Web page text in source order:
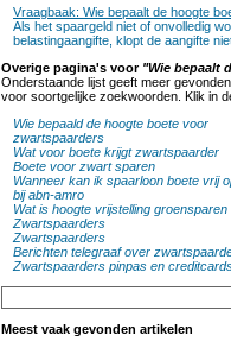
Vraagbaak: Wie bepaalt de hoogte
Als het spaargeld niet of onvolledig
belastingaangifte, klopt de aangifte
Overige pagina's voor "Wie bepaalt
Onderstaande lijst geeft meer
voor soortgelijke zoekwoorden. Klik in
Wie bepaald de hoogte boete voor
zwartspaarders
Wat voor boete krijgt zwartspaarder
Boete voor zwart sparen
Wanneer kan ik spaarloon boete vrij
bij abn-amro
Wat is hoogte vrijstelling groensparen
Zwartspaarders
Zwartspaarders
Berichten telegraaf over
Zwartspaarders pinpas en
Meest vaak gevonden artikelen